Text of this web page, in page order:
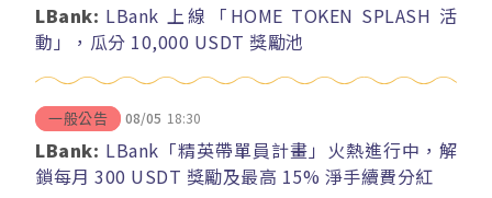
LBank: LBank 上線「HOME TOKEN SPLASH 活
動」，瓜分 10,000 USDT 獎勵池
一般公告 08/05 18:30
LBank: LBank「精英帶單員計畫」火熱進行中，解
鎖每月 300 USDT 獎勵及最高 15% 淨手續費分紅